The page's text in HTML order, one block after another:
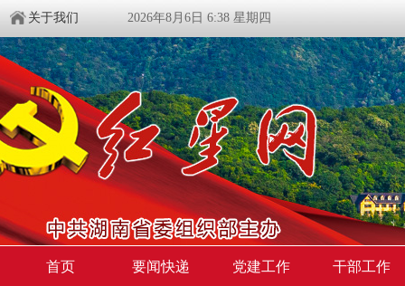
关于我们 2026年8月6日 6:38 星期四
首页 要闻快递 党建工作 干部工作